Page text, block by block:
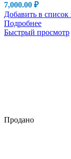
Продано
7,000.00 ₽
Добавить в
Подробнее
Быстрый просмотр